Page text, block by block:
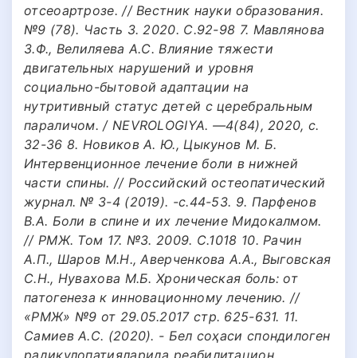
отсеоартрозе. // Вестник науки образования.
№9 (78). Часть 3. 2020. С.92-98 7. Мавлянова
З.Ф., Велиляева А.С. Влияние тяжести
двигательных нарушений и уровня
социально-бытовой адаптации на
нутритивный статус детей с церебральным
параличом. / NEVROLOGIYA. —4(84), 2020, с.
32-36 8. Новиков А. Ю., Цыкунов М. Б.
Интервенционное лечение боли в нижней
части спины. // Российский остеопатический
журнал. № 3-4 (2019). -с.44-53. 9. Парфенов
В.А. Боли в спине и их лечение Мидокалмом.
// РМЖ. Том 17. №3. 2009. С.1018 10. Рачин
А.П., Шаров М.Н., Аверченкова А.А., Выговская
С.Н., Нувахова М.Б. Хроническая боль: от
патогенеза к инновационному лечению. //
«РМЖ» №9 от 29.05.2017 стр. 625-631. 11.
Самиев А.С. (2020). - Бел соҳаси спондилоген
радикулопатияларида реабилитацион